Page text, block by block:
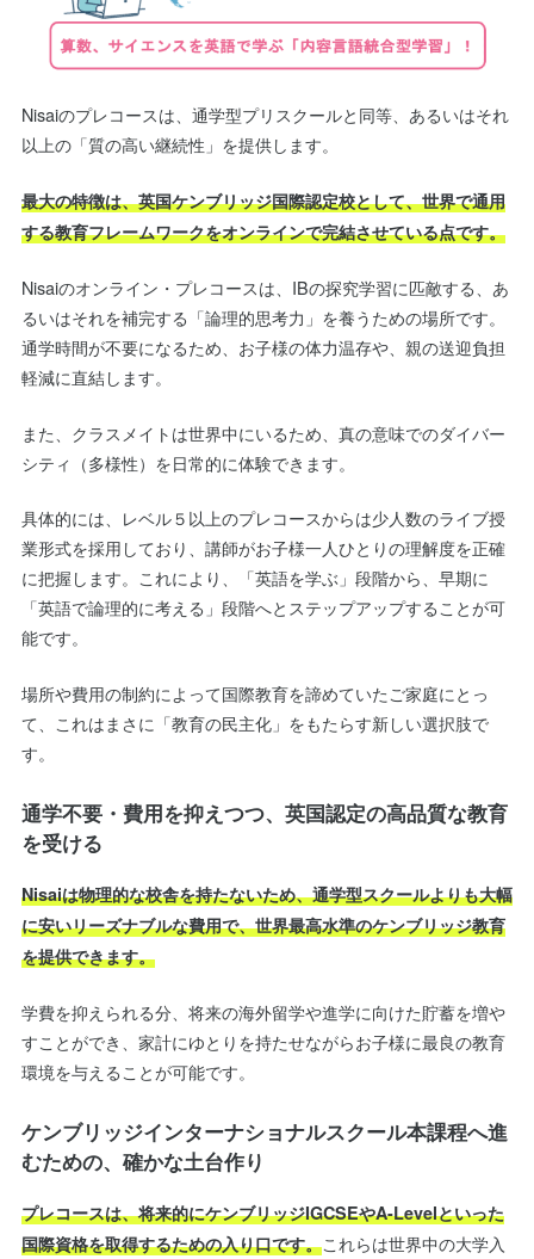
Nisaiのプレコースは、通学型プリスクールと同等、あるいはそれ
以上の「質の高い継続性」を提供します。
最大の特徴は、英国ケンブリッジ国際認定校として、世界で通用
する教育フレームワークをオンラインで完結させている点です。
Nisaiのオンライン・プレコースは、IBの探究学習に匹敵する、あ
るいはそれを補完する「論理的思考力」を養うための場所です。
通学時間が不要になるため、お子様の体力温存や、親の送迎負担
軽減に直結します。
また、クラスメイトは世界中にいるため、真の意味でのダイバー
シティ（多様性）を日常的に体験できます。
具体的には、レベル５以上のプレコースからは少人数のライブ授
業形式を採用しており、講師がお子様一人ひとりの理解度を正確
に把握します。これにより、「英語を学ぶ」段階から、早期に
「英語で論理的に考える」段階へとステップアップすることが可
能です。
場所や費用の制約によって国際教育を諦めていたご家庭にとっ
て、これはまさに「教育の民主化」をもたらす新しい選択肢で
す。
通学不要・費用を抑えつつ、英国認定の高品質な教育
を受ける
Nisaiは物理的な校舎を持たないため、通学型スクールよりも大幅
に安いリーズナブルな費用で、世界最高水準のケンブリッジ教育
を提供できます。
学費を抑えられる分、将来の海外留学や進学に向けた貯蓄を増や
すことができ、家計にゆとりを持たせながらお子様に最良の教育
環境を与えることが可能です。
ケンブリッジインターナショナルスクール本課程へ進
むための、確かな土台作り
プレコースは、将来的にケンブリッジIGCSEやA-Levelといった
国際資格を取得するための入り口です。これらは世界中の大学入